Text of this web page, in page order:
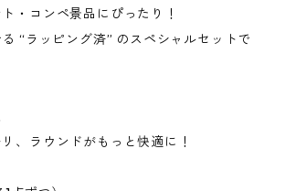
・コンペ景品にぴったり！
“ラッピング済” のスペシャルセットで
、ラウンドがもっと快適に！